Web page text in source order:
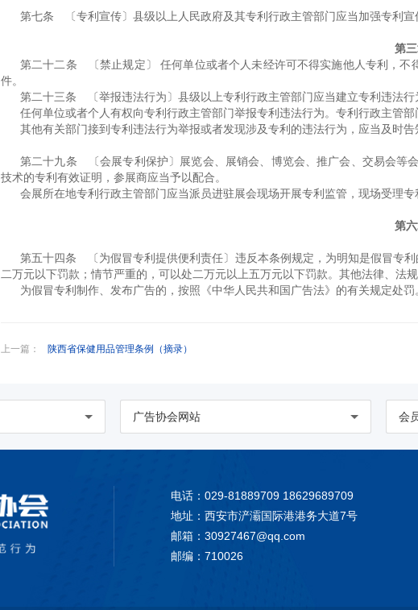
第七条 〔专利宣传〕县级以上人民政府及其专利行政主管部门应当加强专利
第
第二十二条 〔禁止规定〕 任何单位或者个人未经许可不得实施他人专利，不
件。
第二十三条 〔举报违法行为〕县级以上专利行政主管部门应当建立专利违法行
任何单位或者个人有权向专利行政主管部门举报专利违法行为。专利行政主管
其他有关部门接到专利违法行为举报或者发现涉及专利的违法行为，应当及时告
第二十九条 〔会展专利保护〕展览会、展销会、博览会、推广会、交易会等
技术的专利有效证明，参展商应当予以配合。
会展所在地专利行政主管部门应当派员进驻展会现场开展专利监管，现场受理
第
第五十四条 〔为假冒专利提供便利责任〕违反本条例规定，为明知是假冒专
二万元以下罚款；情节严重的，可以处二万元以上五万元以下罚款。其他法律、法
为假冒专利制作、发布广告的，按照《中华人民共和国广告法》的有关规定处罚
上一篇： 陕西省保健用品管理条例（摘录）
广告协会网站 会
电话：029-81889709 18629689709
地址：西安市浐灞国际港港务大道7号
邮箱： 30927467@qq.com
邮编：710026